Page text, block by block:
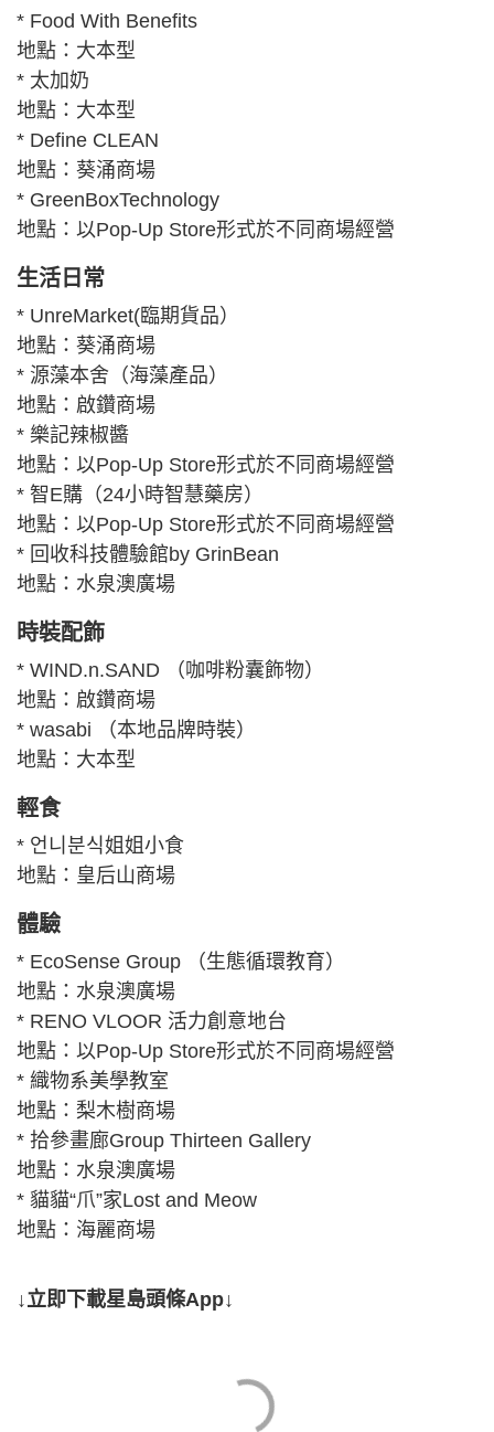
* Food With Benefits
地點：大本型
* 太加奶
地點：大本型
* Define CLEAN
地點：葵涌商場
* GreenBoxTechnology
地點：以Pop-Up Store形式於不同商場經營
生活日常
* UnreMarket(臨期貨品）
地點：葵涌商場
* 源藻本舍（海藻產品）
地點：啟鑽商場
* 樂記辣椒醬
地點：以Pop-Up Store形式於不同商場經營
* 智E購（24小時智慧藥房）
地點：以Pop-Up Store形式於不同商場經營
* 回收科技體驗館by GrinBean
地點：水泉澳廣場
時裝配飾
* WIND.n.SAND （咖啡粉囊飾物）
地點：啟鑽商場
* wasabi （本地品牌時裝）
地點：大本型
輕食
* 언니분식姐姐小食
地點：皇后山商場
體驗
* EcoSense Group （生態循環教育）
地點：水泉澳廣場
* RENO VLOOR 活力創意地台
地點：以Pop-Up Store形式於不同商場經營
* 織物系美學教室
地點：梨木樹商場
* 拾參畫廊Group Thirteen Gallery
地點：水泉澳廣場
* 貓貓“爪”家Lost and Meow
地點：海麗商場
↓立即下載星島頭條App↓